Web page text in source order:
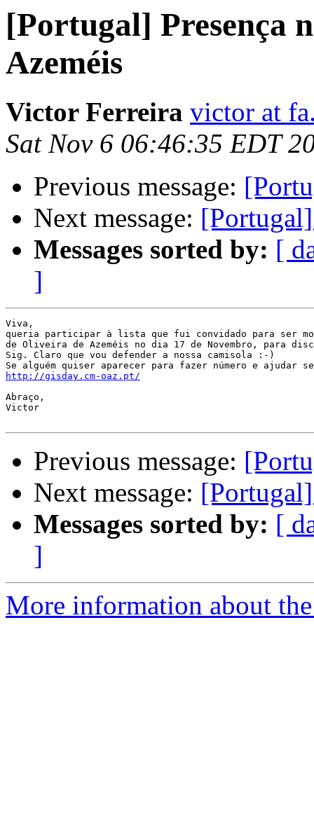
[Portugal] Presença
Azeméis
Victor Ferreira victor at
Sat Nov 6 06:46:35 EDT
Previous message:
Next message:
Messages sorted by: [
]
Viva,
queria participar à lista que fui convidado para ser
de Oliveira de Azeméis no dia 17 de Novembro, para
Sig. Claro que vou defender a nossa camisola :-)
http://gisday.cm-oaz.pt/
Abraço,
Victor
Previous message:
Next message:
Messages sorted by: [
]
More information about